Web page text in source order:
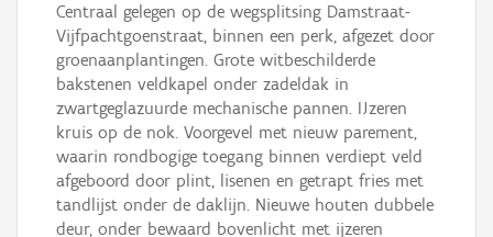
Centraal gelegen op de wegsplitsing Damstraat-
Vijfpachtgoenstraat, binnen een perk, afgezet door
groenaanplantingen. Grote witbeschilderde
bakstenen veldkapel onder zadeldak in
zwartgeglazuurde mechanische pannen. IJzeren
kruis op de nok. Voorgevel met nieuw parement,
waarin rondbogige toegang binnen verdiept veld
afgeboord door plint, lisenen en getrapt fries met
tandlijst onder de daklijn. Nieuwe houten dubbele
deur, onder bewaard bovenlicht met ijzeren